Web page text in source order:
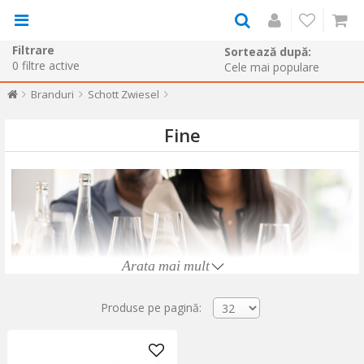
Filtrare
0 filtre active
Sortează după:
Branduri Schott Zwiesel
Fine
Arata mai mult
Produse pe pagină: